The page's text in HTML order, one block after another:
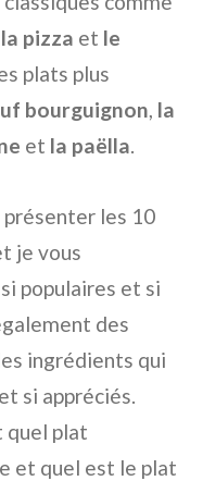
la pizza et le
plats plus
bourguignon, la
et la paëlla.
les 10
je vous
populaires et si
des
ingrédients qui
si appréciés.
quel plat
et quel est le plat